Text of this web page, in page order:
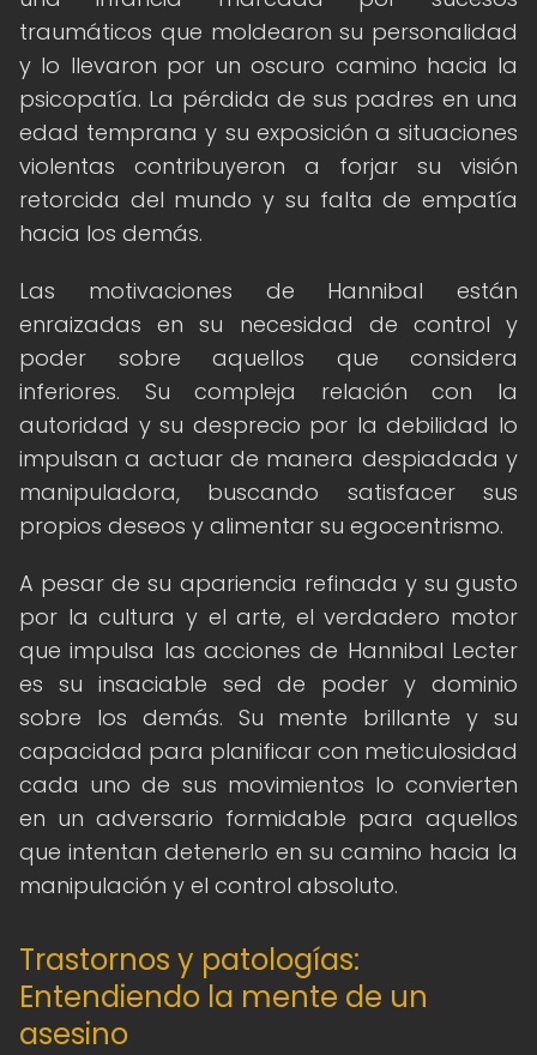
traumáticos que moldearon su personalidad
y lo llevaron por un oscuro camino hacia la
psicopatía. La pérdida de sus padres en una
edad temprana y su exposición a situaciones
violentas contribuyeron a forjar su visión
retorcida del mundo y su falta de empatía
hacia los demás.
Las motivaciones de Hannibal están
enraizadas en su necesidad de control y
poder sobre aquellos que considera
inferiores. Su compleja relación con la
autoridad y su desprecio por la debilidad lo
impulsan a actuar de manera despiadada y
manipuladora, buscando satisfacer sus
propios deseos y alimentar su egocentrismo.
A pesar de su apariencia refinada y su gusto
por la cultura y el arte, el verdadero motor
que impulsa las acciones de Hannibal Lecter
es su insaciable sed de poder y dominio
sobre los demás. Su mente brillante y su
capacidad para planificar con meticulosidad
cada uno de sus movimientos lo convierten
en un adversario formidable para aquellos
que intentan detenerlo en su camino hacia la
manipulación y el control absoluto.
Trastornos y patologías:
Entendiendo la mente de un
asesino